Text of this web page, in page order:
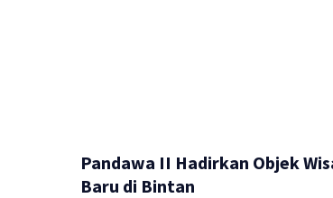
Pandawa II Hadirkan Objek
Baru di Bintan